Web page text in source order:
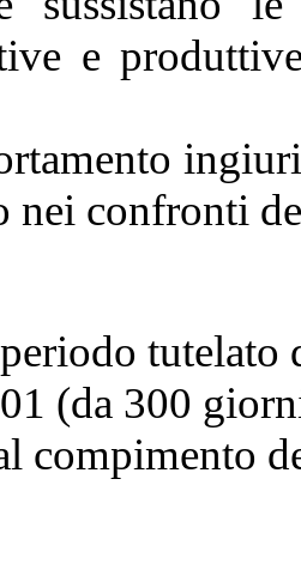
e
nei confronti
tutelato
(da 300
compimento